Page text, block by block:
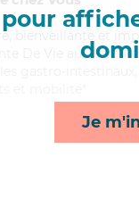
Je
, bienveillante et
De Vie aux